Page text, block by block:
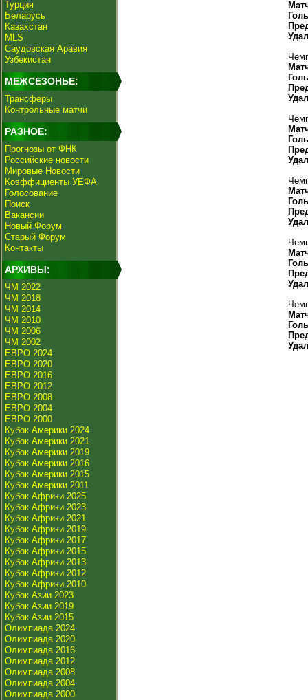
Турция
Беларусь
Казахстан
MLS
Саудовская Аравия
Узбекистан
МЕЖСЕЗОНЬЕ:
Трансферы
Контрольные матчи
РАЗНОЕ:
Прогнозы от ФНК
Российские новости
Мировые Новости
Коэффициенты УЕФА
Голосование
Поиск
Вакансии
Новый Форум
Старый Форум
Контакты
АРХИВЫ:
ЧМ 2022
ЧМ 2018
ЧМ 2014
ЧМ 2010
ЧМ 2006
ЧМ 2002
ЕВРО 2024
ЕВРО 2020
ЕВРО 2016
ЕВРО 2012
ЕВРО 2008
ЕВРО 2004
ЕВРО 2000
Кубок Америки 2024
Кубок Америки 2021
Кубок Америки 2019
Кубок Америки 2016
Кубок Америки 2015
Кубок Америки 2011
Кубок Африки 2025
Кубок Африки 2023
Кубок Африки 2021
Кубок Африки 2019
Кубок Африки 2017
Кубок Африки 2015
Кубок Африки 2013
Кубок Африки 2012
Кубок Африки 2010
Кубок Азии 2023
Кубок Азии 2019
Кубок Азии 2015
Олимпиада 2024
Олимпиада 2020
Олимпиада 2016
Олимпиада 2012
Олимпиада 2008
Олимпиада 2004
Олимпиада 2000